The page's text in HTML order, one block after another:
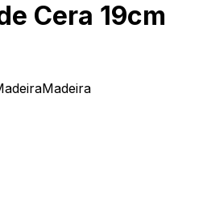
Cera 19cm